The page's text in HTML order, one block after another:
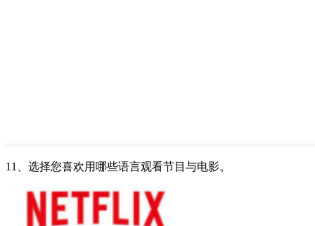
11、选择您喜欢用哪些语言观看节目与电影。